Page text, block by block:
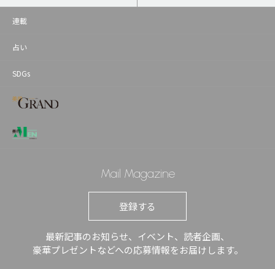
連載
占い
SDGs
Mail Magazine
登録する
最新記事のお知らせ、イベント、読者企画、
豪華プレゼントなどへの応募情報をお届けします。